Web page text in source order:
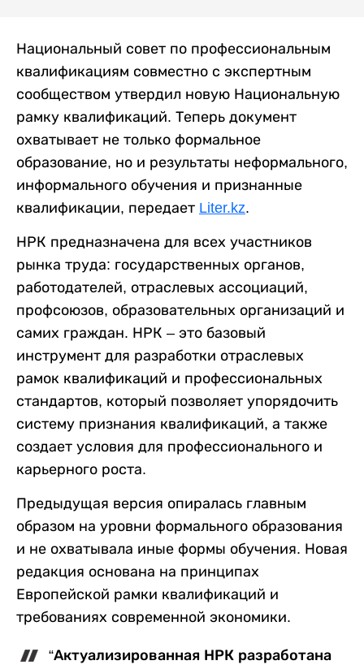
Национальный совет по профессиональным
квалификациям совместно с экспертным
сообществом утвердил новую Национальную
рамку квалификаций. Теперь документ
охватывает не только формальное
образование, но и результаты неформального,
информального обучения и признанные
квалификации, передает Liter.kz.
НРК предназначена для всех участников
рынка труда: государственных органов,
работодателей, отраслевых ассоциаций,
профсоюзов, образовательных организаций и
самих граждан. НРК – это базовый
инструмент для разработки отраслевых
рамок квалификаций и профессиональных
стандартов, который позволяет упорядочить
систему признания квалификаций, а также
создает условия для профессионального и
карьерного роста.
Предыдущая версия опиралась главным
образом на уровни формального образования
и не охватывала иные формы обучения. Новая
редакция основана на принципах
Европейской рамки квалификаций и
требованиях современной экономики.
“Актуализированная НРК разработана